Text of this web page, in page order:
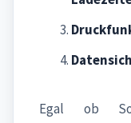
Egal ob